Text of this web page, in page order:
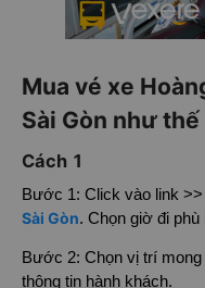
Mua vé xe
Sài Gòn như thế
Cách 1
Bước 1: Click vào link >>
Sài Gòn. Chọn giờ đi
Bước 2: Chọn vị trí
thông tin hành khách.